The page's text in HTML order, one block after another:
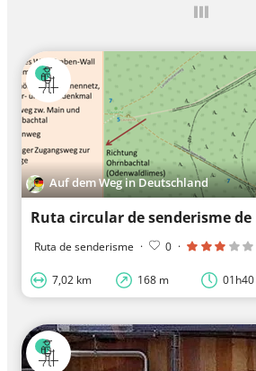
Auf dem Weg in Deutschland
Ruta de senderisme · 0 ·
7,02 km 168 m 01h40